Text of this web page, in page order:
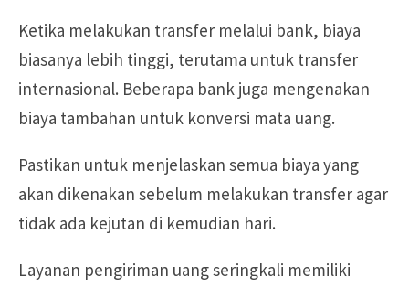
Ketika melakukan transfer melalui bank, biaya
biasanya lebih tinggi, terutama untuk transfer
internasional. Beberapa bank juga mengenakan
biaya tambahan untuk konversi mata uang.
Pastikan untuk menjelaskan semua biaya yang
akan dikenakan sebelum melakukan transfer agar
tidak ada kejutan di kemudian hari.
Layanan pengiriman uang seringkali memiliki